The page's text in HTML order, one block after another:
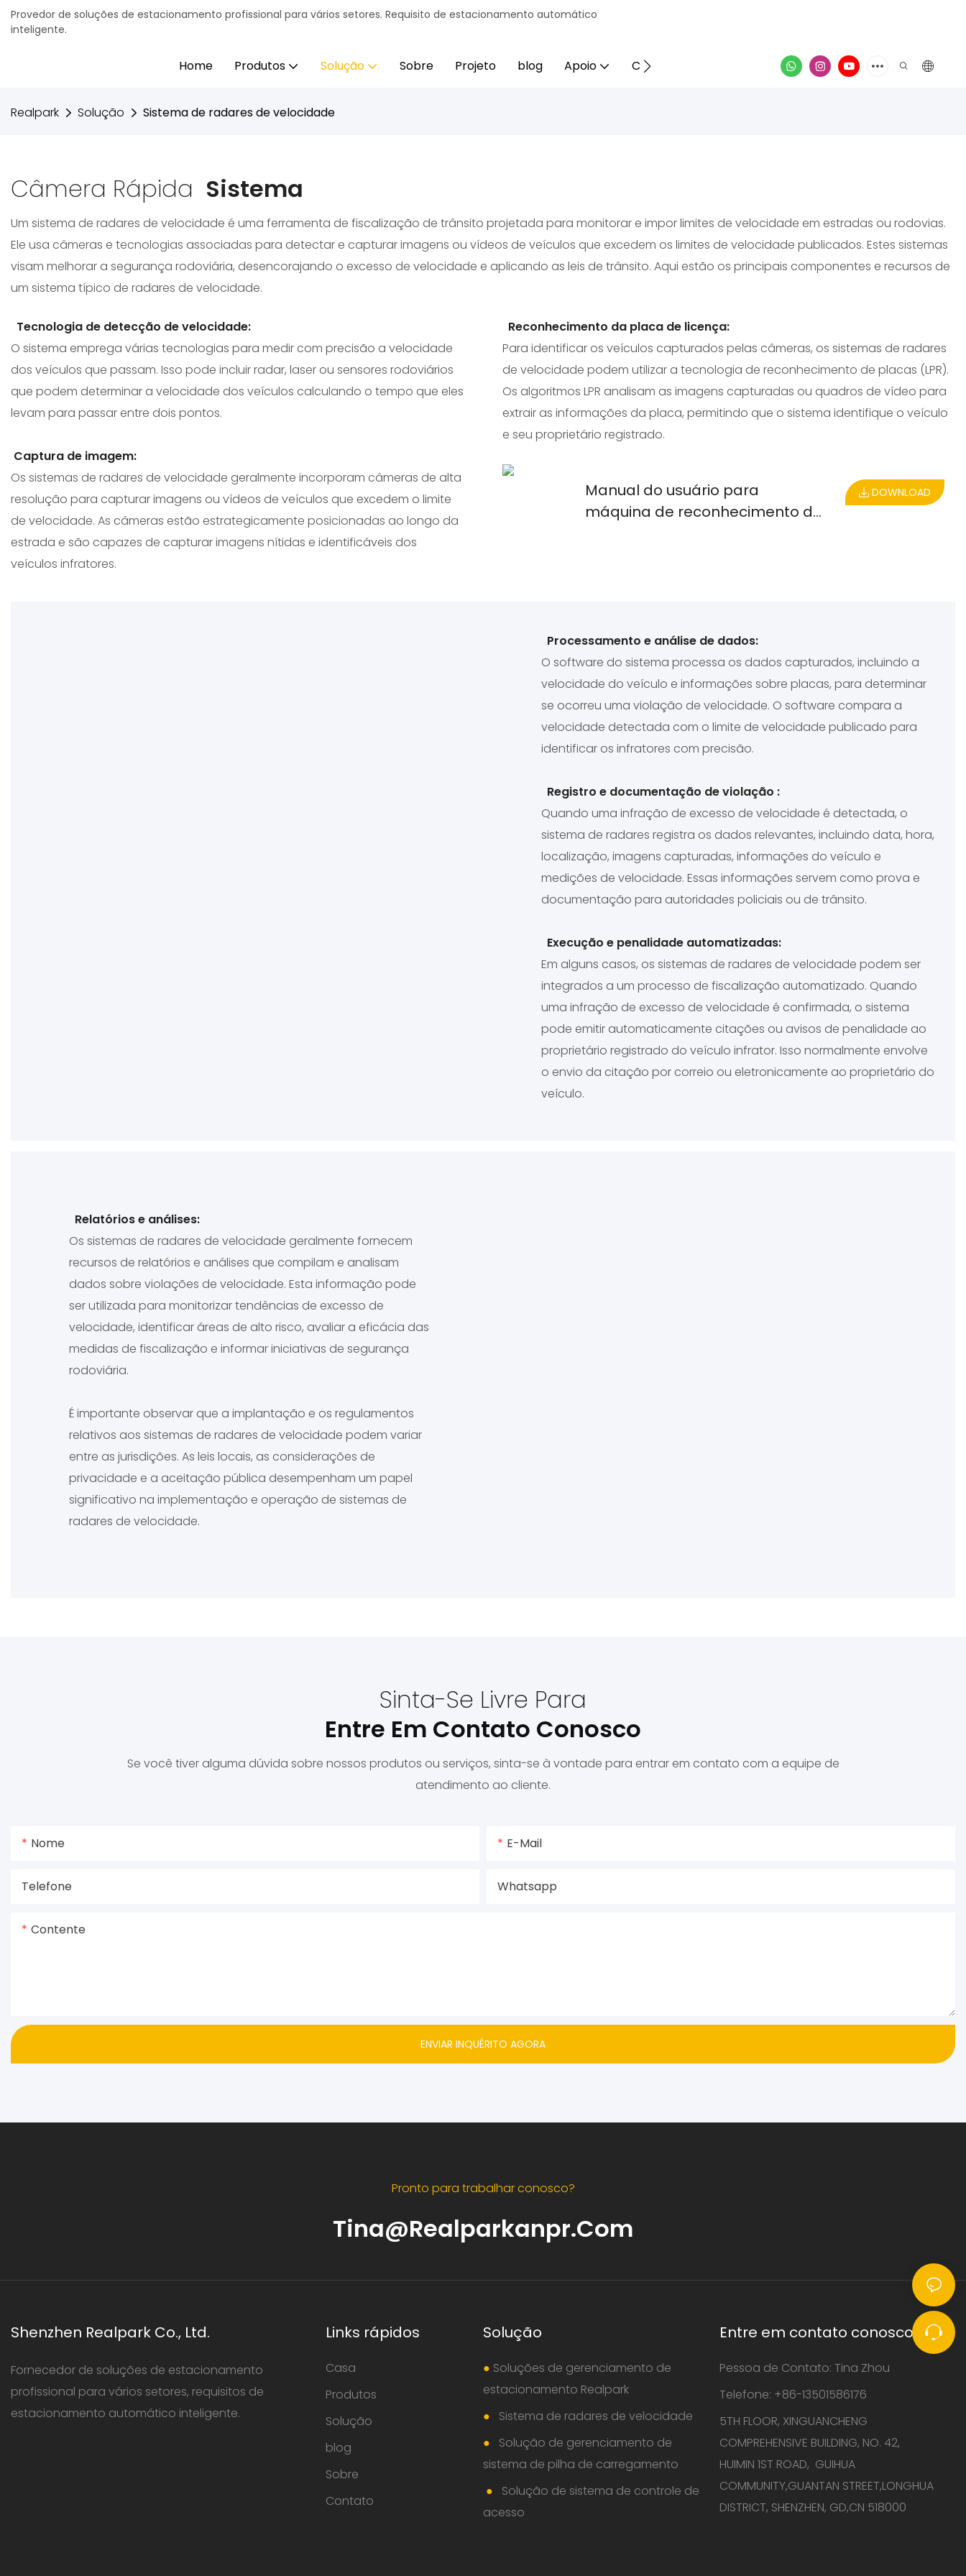
Provedor de soluções de estacionamento profissional para vários setores. Requisito de estacionamento automático
inteligente.
Home Produtos Solução Sobre Projeto blog Apoio Contato
Realpark Solução Sistema de radares de velocidade
Câmera Rápida Sistema
Um sistema de radares de velocidade é uma ferramenta de fiscalização de trânsito projetada para monitorar e impor limites de velocidade em estradas ou rodovias.
Ele usa câmeras e tecnologias associadas para detectar e capturar imagens ou vídeos de veículos que excedem os limites de velocidade publicados. Estes sistemas
visam melhorar a segurança rodoviária, desencorajando o excesso de velocidade e aplicando as leis de trânsito. Aqui estão os principais componentes e recursos de
um sistema típico de radares de velocidade.
Tecnologia de detecção de velocidade:
O sistema emprega várias tecnologias para medir com precisão a velocidade
dos veículos que passam. Isso pode incluir radar, laser ou sensores rodoviários
que podem determinar a velocidade dos veículos calculando o tempo que eles
levam para passar entre dois pontos.
Captura de imagem:
Os sistemas de radares de velocidade geralmente incorporam câmeras de alta
resolução para capturar imagens ou vídeos de veículos que excedem o limite
de velocidade. As câmeras estão estrategicamente posicionadas ao longo da
estrada e são capazes de capturar imagens nítidas e identificáveis ​​dos
veículos infratores.
Reconhecimento da placa de licença:
Para identificar os veículos capturados pelas câmeras, os sistemas de radares
de velocidade podem utilizar a tecnologia de reconhecimento de placas (LPR).
Os algoritmos LPR analisam as imagens capturadas ou quadros de vídeo para
extrair as informações da placa, permitindo que o sistema identifique o veículo
e seu proprietário registrado.
Manual do usuário para
máquina de reconhecimento de
DOWNLOAD
Processamento e análise de dados:
O software do sistema processa os dados capturados, incluindo a
velocidade do veículo e informações sobre placas, para determinar
se ocorreu uma violação de velocidade. O software compara a
velocidade detectada com o limite de velocidade publicado para
identificar os infratores com precisão.
Registro e documentação de violação :
Quando uma infração de excesso de velocidade é detectada, o
sistema de radares registra os dados relevantes, incluindo data, hora,
localização, imagens capturadas, informações do veículo e
medições de velocidade. Essas informações servem como prova e
documentação para autoridades policiais ou de trânsito.
Execução e penalidade automatizadas:
Em alguns casos, os sistemas de radares de velocidade podem ser
integrados a um processo de fiscalização automatizado. Quando
uma infração de excesso de velocidade é confirmada, o sistema
pode emitir automaticamente citações ou avisos de penalidade ao
proprietário registrado do veículo infrator. Isso normalmente envolve
o envio da citação por correio ou eletronicamente ao proprietário do
veículo.
Relatórios e análises:
Os sistemas de radares de velocidade geralmente fornecem
recursos de relatórios e análises que compilam e analisam
dados sobre violações de velocidade. Esta informação pode
ser utilizada para monitorizar tendências de excesso de
velocidade, identificar áreas de alto risco, avaliar a eficácia das
medidas de fiscalização e informar iniciativas de segurança
rodoviária.
É importante observar que a implantação e os regulamentos
relativos aos sistemas de radares de velocidade podem variar
entre as jurisdições. As leis locais, as considerações de
privacidade e a aceitação pública desempenham um papel
significativo na implementação e operação de sistemas de
radares de velocidade.
Sinta-Se Livre Para
Entre Em Contato Conosco
Se você tiver alguma dúvida sobre nossos produtos ou serviços, sinta-se à vontade para entrar em contato com a equipe de
atendimento ao cliente.
Nome E-Mail
Telefone Whatsapp
Contente
ENVIAR INQUÉRITO AGORA
Pronto para trabalhar conosco?
Tina@realparkanpr.com
Shenzhen Realpark Co., Ltd.
Fornecedor de soluções de estacionamento
profissional para vários setores, requisitos de
estacionamento automático inteligente.
Links rápidos
Casa
Produtos
Solução
blog
Sobre
Contato
Solução
● Soluções de gerenciamento de
estacionamento Realpark
●
Sistema de radares de velocidade
●
Solução de gerenciamento de
sistema de pilha de carregamento
●
Solução de sistema de controle de
acesso
Entre em contato conosco
Pessoa de Contato: Tina Zhou
Telefone: +86-13501586176
5TH FLOOR, XINGUANCHENG
COMPREHENSIVE BUILDING, NO. 42,
HUIMIN 1ST ROAD, GUIHUA
COMMUNITY,GUANTAN STREET,LONGHUA
DISTRICT, SHENZHEN, GD,CN 518000